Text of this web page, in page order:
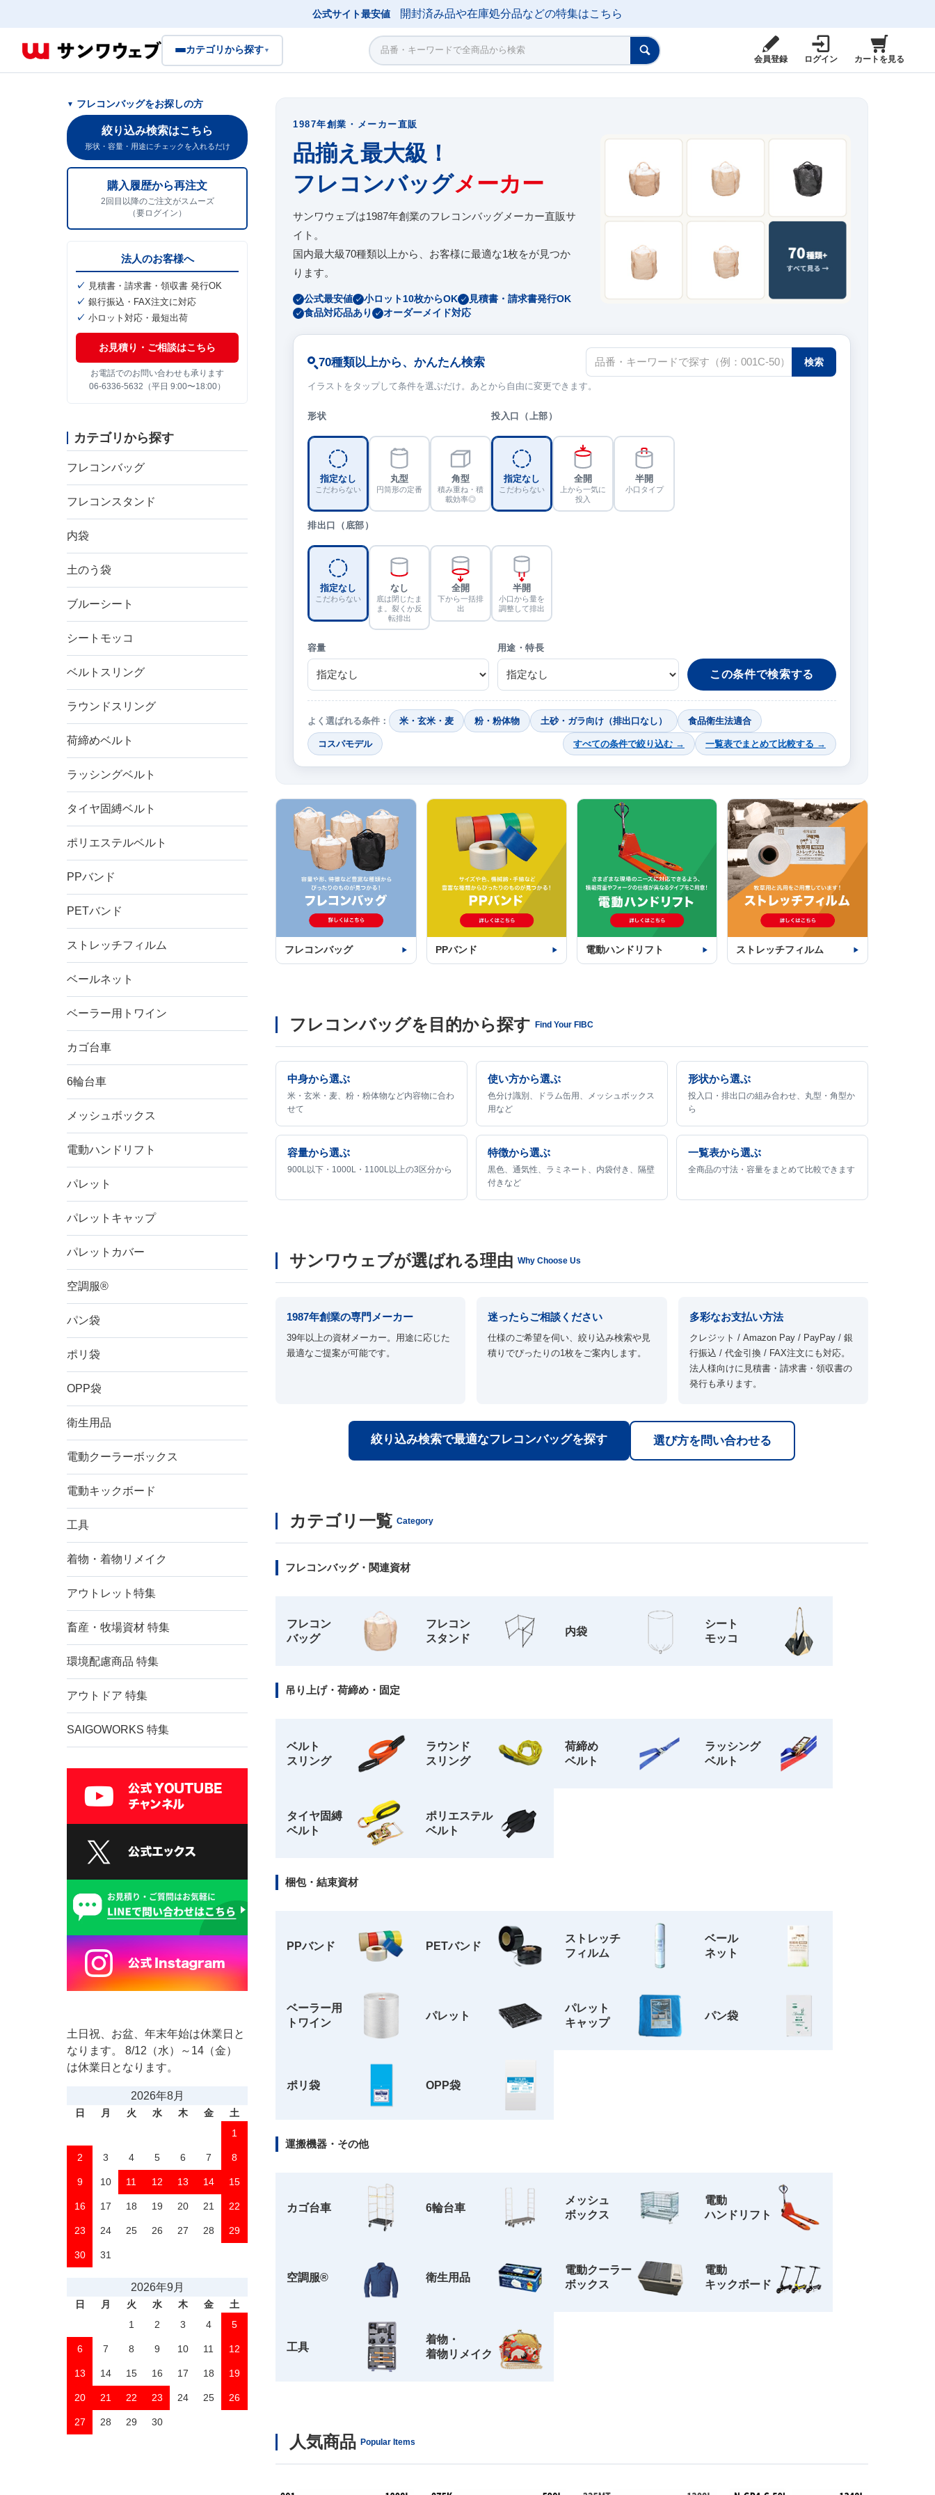
公式サイト最安値 開封済み品や在庫処分品などの特集はこちら
カテゴリから探す▼
会員登録 ログイン カートを見る
1987年創業・メーカー直販
品揃え最大級！
フレコンバッグメーカー
サンワウェブは1987年創業のフレコンバッグメーカー直販サ
イト。
国内最大級70種類以上から、お客様に最適な1枚をが見つか
ります。
公式最安値 小ロット10枚からOK
見積書・請求書発行OK
食品対応品あり
オーダーメイド対応
70種類以上から、かんたん検索
品
番・
キ
ド
検索
イラストをタップして条件を選ぶだけ。あとから自由に変更できます。
形状
指定なし
こだわらない
丸型
円筒形の定番
角型
積み重ね・積
載効率◎
投入口（上部）
指定なし
こだわらない
全開
上から一気に
投入
半開
小口タイプ
排出口（底部）
指定なし
こだわらない
なし
底は閉じたま
ま。裂くか反
転排出
全開
下から一括排
出
半開
小口から量を
調整して排出
容量 用途・特長
この条件で検索する
よく選ばれる条件： 米・玄米・麦 粉・粉体物 土砂・ガラ向け（排出口なし） 食品衛生法適合
コスパモデル すべての条件で絞り込む → 一覧表でまとめて比較する →
フレコンバッグ PPバンド 電動ハンドリフト ストレッチフィルム
フレコンバッグを目的から探す Find Your FIBC
中身から選ぶ
米・玄米・麦、粉・粉体物など内容物に合わ
せて
使い方から選ぶ
色分け識別、ドラム缶用、メッシュボックス
用など
形状から選ぶ
投入口・排出口の組み合わせ、丸型・角型か
ら
容量から選ぶ
900L以下・1000L・1100L以上の3区分から
特徴から選ぶ
黒色、通気性、ラミネート、内袋付き、隔壁
付きなど
一覧表から選ぶ
全商品の寸法・容量をまとめて比較できます
サンワウェブが選ばれる理由 Why Choose Us
1987年創業の専門メーカー
39年以上の資材メーカー。用途に応じた
最適なご提案が可能です。
迷ったらご相談ください
仕様のご希望を伺い、絞り込み検索や見
積りでぴったりの1枚をご案内します。
多彩なお支払い方法
クレジット / Amazon Pay / PayPay / 銀
行振込 / 代金引換 / FAX注文にも対応。
法人様向けに見積書・請求書・領収書の
発行も承ります。
絞り込み検索で最適なフレコンバッグを探す 選び方を問い合わせる
カテゴリ一覧 Category
フレコンバッグ・関連資材
フレコン
バッグ
フレコン
スタンド
内袋
シート
モッコ
吊り上げ・荷締め・固定
ベルト
スリング
ラウンド
スリング
荷締め
ベルト
ラッシング
ベルト
タイヤ固縛
ベルト
ポリエステル
ベルト
梱包・結束資材
PPバンド PETバンド
ストレッチ
フィルム
ベール
ネット
ベーラー用
トワイン
パレット
パレット
キャップ
パン袋
ポリ袋 OPP袋
運搬機器・その他
カゴ台車 6輪台車
メッシュ
ボックス
電動
ハンドリフト
空調服® 衛生用品
電動クーラー
ボックス
電動
キックボード
工具
着物・
着物リメイク
人気商品 Popular Items
フレコンバッグをお探しの方
絞り込み検索はこちら
形状・容量・用途にチェックを入れるだけ
購入履歴から再注文
2回目以降のご注文がスムーズ
（要ログイン）
法人のお客様へ
見積書・請求書・領収書 発行OK
銀行振込・FAX注文に対応
小ロット対応・最短出荷
お見積り・ご相談はこちら
お電話でのお問い合わせも承ります
06-6336-5632（平日 9:00〜18:00）
カテゴリから探す
フレコンバッグ
フレコンスタンド
内袋
土のう袋
ブルーシート
シートモッコ
ベルトスリング
ラウンドスリング
荷締めベルト
ラッシングベルト
タイヤ固縛ベルト
ポリエステルベルト
PPバンド
PETバンド
ストレッチフィルム
ベールネット
ベーラー用トワイン
カゴ台車
6輪台車
メッシュボックス
電動ハンドリフト
パレット
パレットキャップ
パレットカバー
空調服®
パン袋
ポリ袋
OPP袋
衛生用品
電動クーラーボックス
電動キックボード
工具
着物・着物リメイク
アウトレット特集
畜産・牧場資材 特集
環境配慮商品 特集
アウトドア 特集
SAIGOWORKS 特集
土日祝、お盆、年末年始は休業日と
なります。 8/12（水）～14（金）
は休業日となります。
2026年8月
日 月 火 水 木 金
土
1
2 3 4 5 6 7 8
9 10 11 12 13 14 15
16 17 18 19 20 21 22
23 24 25 26 27 28 29
30 31
2026年9月
日 月 火 水 木 金
土
1
2 3 4 5
6 7 8 9 10 11 12
13 14 15 16 17 18 19
20 21 22 23 24 25 26
27 28 29 30
ご希望のフレコンバッグの仕様を選択いただくと絞り込み検索ができます
搬入口
排出口
材質
※複数チェック可 黒色
食品・米穀
ラミネート
を除く